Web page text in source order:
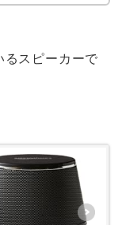
るスピーカーで